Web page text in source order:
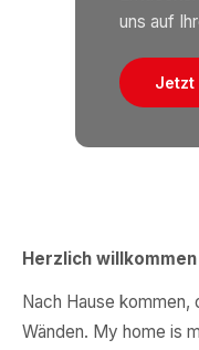
uns auf
Jetzt
Herzlich
Nach Hause
Wänden. My home is